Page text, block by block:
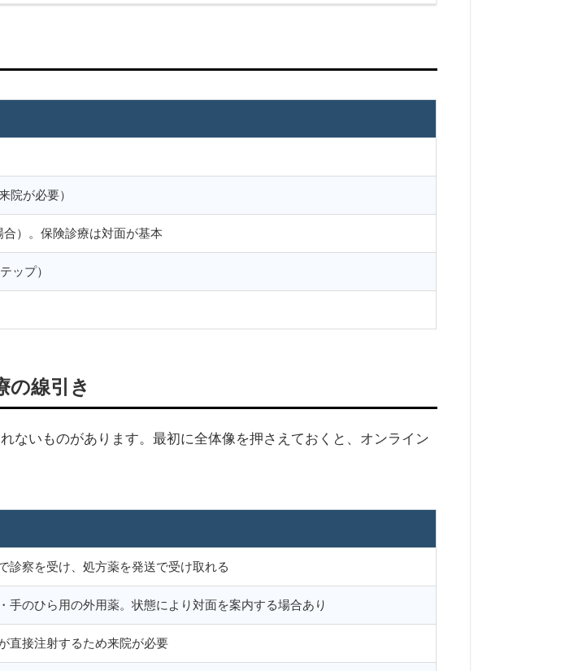
院が必要）
）。保険診療は対面が基本
ップ）
の線引き
ないものがあります。最初に全体像を押さえておくと、オンライン
診察を受け、処方薬を発送で受け取れる
手のひら用の外用薬。状態により対面を案内する場合あり
直接注射するため来院が必要